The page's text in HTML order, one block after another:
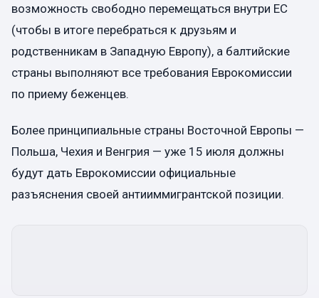
возможность свободно перемещаться внутри ЕС
(чтобы в итоге перебраться к друзьям и
родственникам в Западную Европу), а балтийские
страны выполняют все требования Еврокомиссии
по приему беженцев.
Более принципиальные страны Восточной Европы —
Польша, Чехия и Венгрия — уже 15 июля должны
будут дать Еврокомиссии официальные
разъяснения своей антииммигрантской позиции.